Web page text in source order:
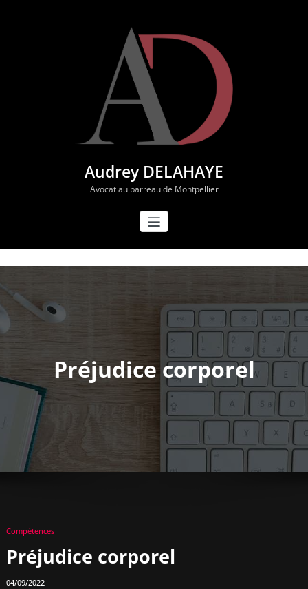
Audrey DELAHAYE
Avocat au barreau de Montpellier
Préjudice corporel
Compétences
Préjudice corporel
04/09/2022